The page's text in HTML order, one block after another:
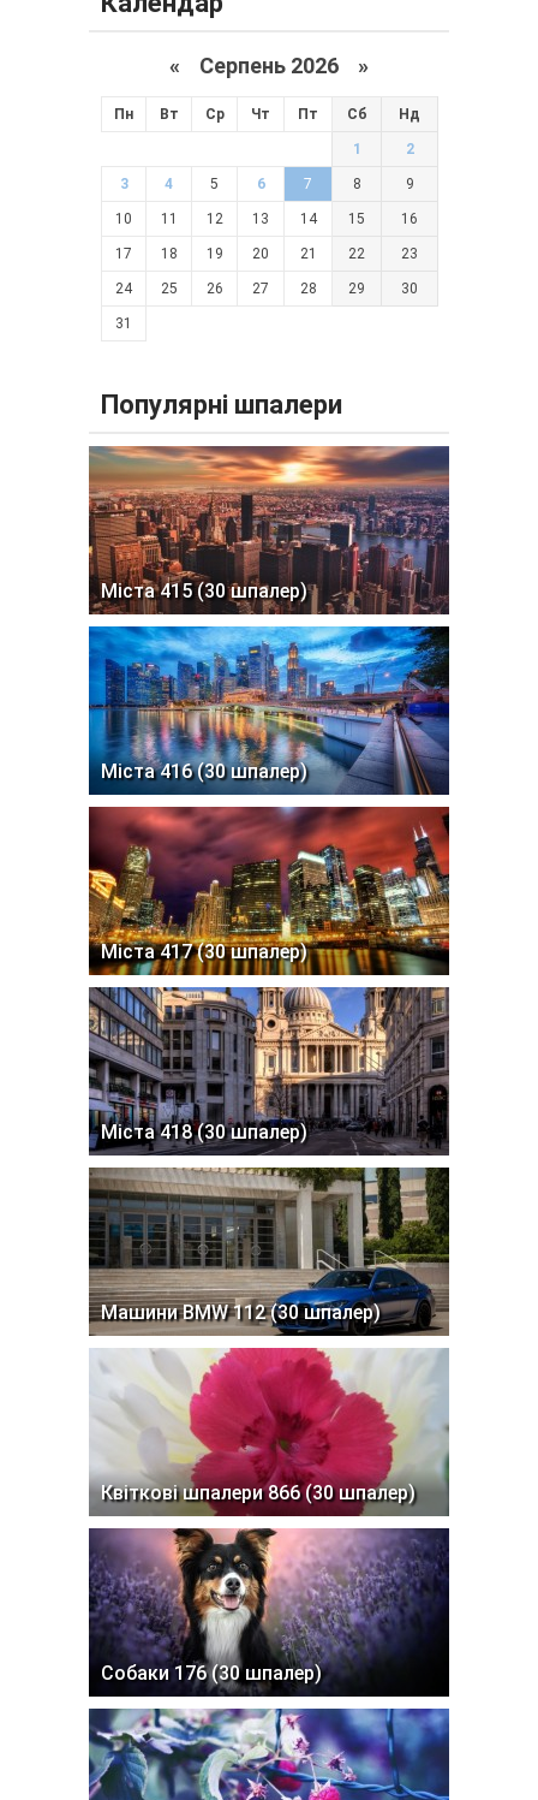
« Серпень 2026 »
Пн Вт Ср Чт Пт Сб Нд
1 2
3 4 5 6 7 8 9
10 11 12 13 14 15 16
17 18 19 20 21 22 23
24 25 26 27 28 29 30
31
Популярні шпалери
Міста 415 (30 шпалер)
Міста 416 (30 шпалер)
Міста 417 (30 шпалер)
Міста 418 (30 шпалер)
Машини BMW 112 (30 шпалер)
Квіткові шпалери 866 (30 шпалер)
Собаки 176 (30 шпалер)